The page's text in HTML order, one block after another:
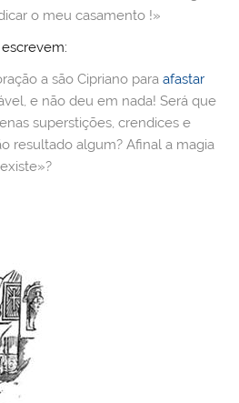
o meu casamento !»
a são Cipriano paraafastar
e não deu em nada! Será que
superstições, crendices e
resultado algum? Afinal a magia